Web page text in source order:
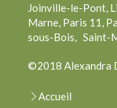
Joinville-le-Pont,
Marne, Paris 11,
sous-Bois, Saint-
©2018 Alexandra
Accueil